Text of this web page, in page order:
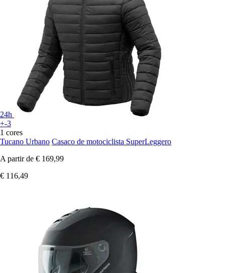
24h
+-3
1 cores
Tucano Urbano Casaco de motociclista SuperLeggero
A partir de € 169,99
€ 116,49